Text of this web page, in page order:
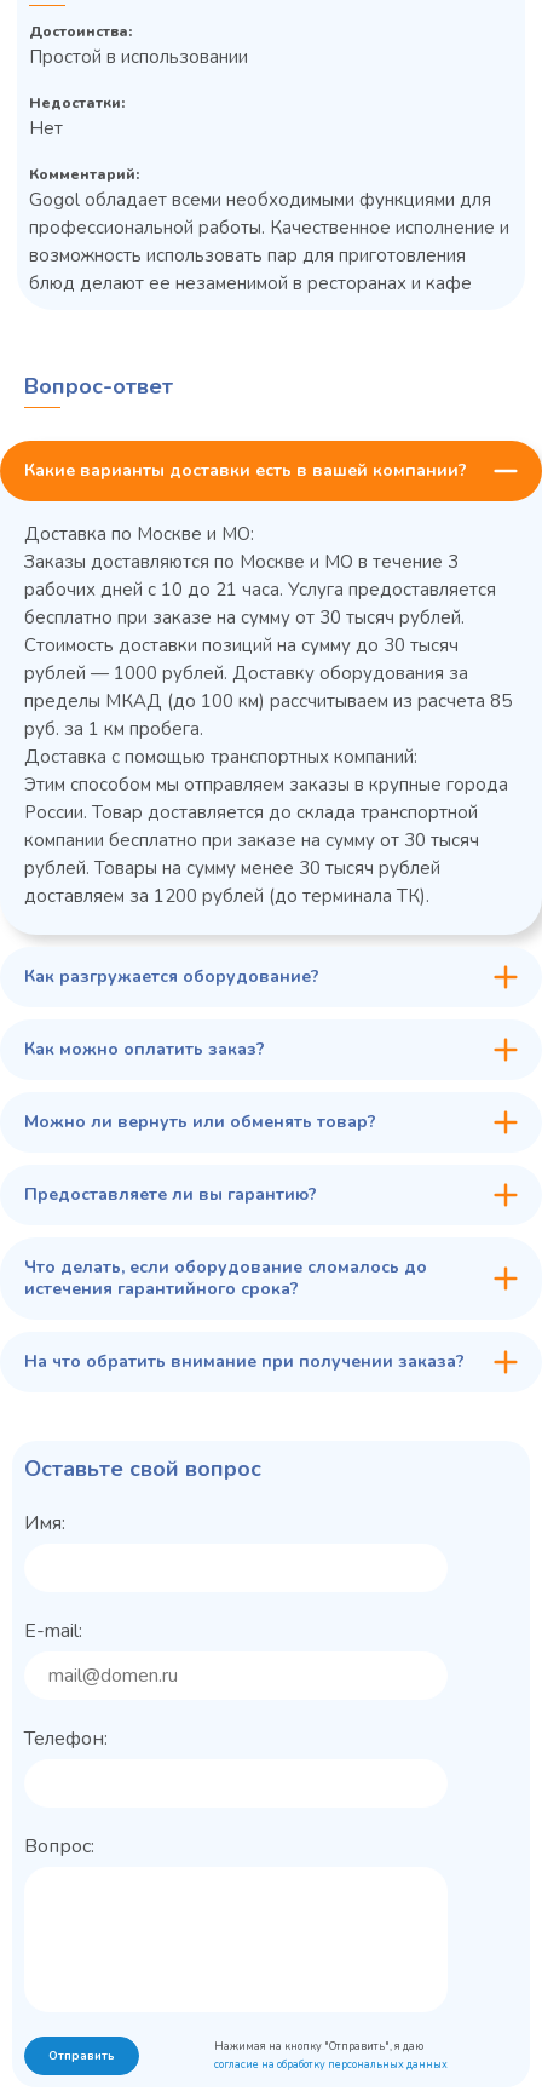
Достоинства:
Простой в использовании
Недостатки:
Нет
Комментарий:
Gogol обладает всеми необходимыми функциями для
профессиональной работы. Качественное исполнение и
возможность использовать пар для приготовления
блюд делают ее незаменимой в ресторанах и кафе
Вопрос-ответ
Какие варианты доставки есть в вашей компании?
Доставка по Москве и МО:
Заказы доставляются по Москве и МО в течение 3
рабочих дней с 10 до 21 часа. Услуга предоставляется
бесплатно при заказе на сумму от 30 тысяч рублей.
Стоимость доставки позиций на сумму до 30 тысяч
рублей — 1000 рублей. Доставку оборудования за
пределы МКАД (до 100 км) рассчитываем из расчета 85
руб. за 1 км пробега.
Доставка с помощью транспортных компаний:
Этим способом мы отправляем заказы в крупные города
России. Товар доставляется до склада транспортной
компании бесплатно при заказе на сумму от 30 тысяч
рублей. Товары на сумму менее 30 тысяч рублей
доставляем за 1200 рублей (до терминала ТК).
Как разгружается оборудование?
Как можно оплатить заказ?
Можно ли вернуть или обменять товар?
Предоставляете ли вы гарантию?
Что делать, если оборудование сломалось до
истечения гарантийного срока?
На что обратить внимание при получении заказа?
Оставьте свой вопрос
Имя:
E-mail:
Телефон:
Вопрос:
Отправить
Нажимая на кнопку "Отправить", я даю
согласие на обработку персональных данных